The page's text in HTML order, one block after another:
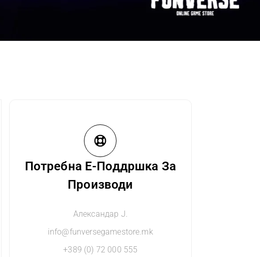
Потребна Е-Поддршка За
Производи
Александар Ј.
info@funversegamestore.mk
+389 (0) 72 000 555